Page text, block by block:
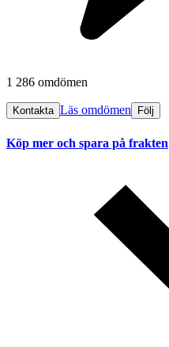
1 286 omdömen
Kontakta Läs omdömen Följ
Köp mer och spara på frakten